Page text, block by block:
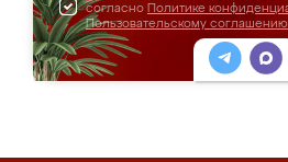
согласно Политике
Пользовательскому соглашению